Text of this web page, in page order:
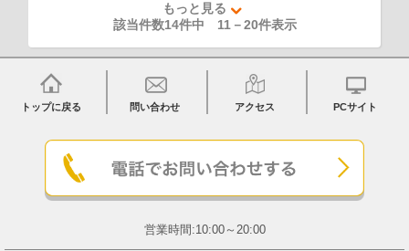
もっと見る
該当件数14件中 11－20件表示
トップに戻る 問い合わせ アクセス PCサイト
営業時間:10:00～20:00